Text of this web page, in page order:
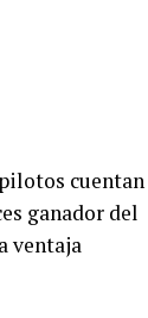
cuentan
ganador del
ventaja